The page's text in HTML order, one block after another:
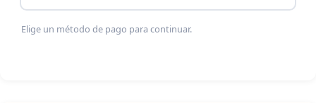
Elige un método de pago para continuar.